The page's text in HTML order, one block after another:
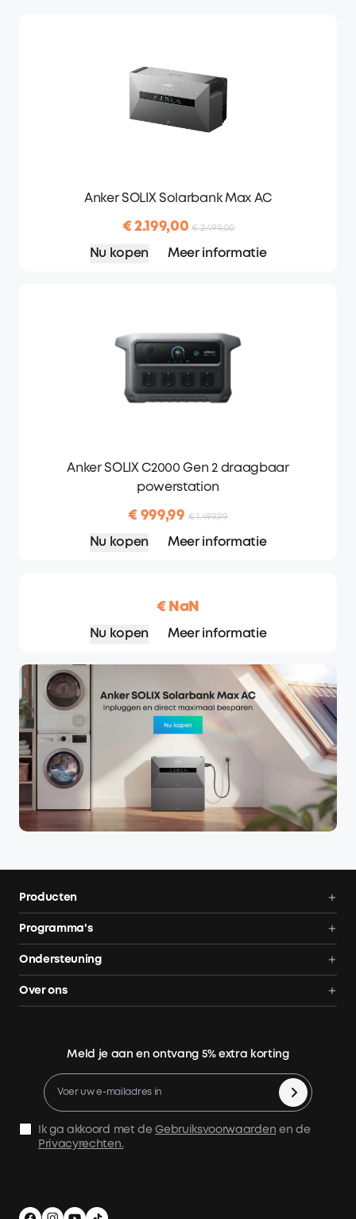
Anker SOLIX Solarbank Max AC
€ 2.199,00 € 2.499,00
Nu kopen Meer informatie
Anker SOLIX C2000 Gen 2 draagbaar
powerstation
€ 999,99 € 1.499,99
Nu kopen Meer informatie
€ NaN
Nu kopen Meer informatie
Producten
Solarbank Max AC
Duurzaamheid
Programma's
Cashback
Ondersteuning
Contact
Bestelling annuleren
Fabrieksgarantie
Verzendvoorwaarden
Gegevensbescherming
Slimme hulp
Over ons
Meld je aan en ontvang 5% extra korting
Ik ga akkoord met deGebruiksvoorwaarden en de
Privacyrechten.